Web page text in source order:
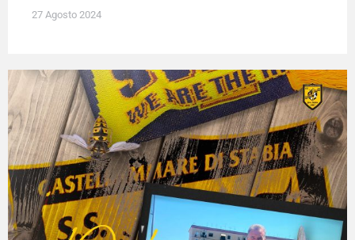
27 Agosto 2024